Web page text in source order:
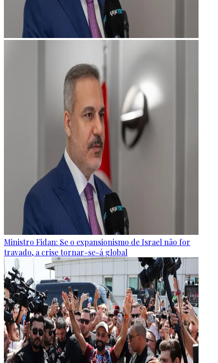
Ministro Fidan: Se o expansionismo de Israel não for
travado, a crise tornar-se-á global